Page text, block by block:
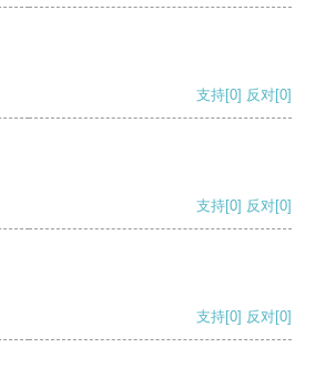
支持[0] 反对[0]
支持[0] 反对[0]
支持[0] 反对[0]